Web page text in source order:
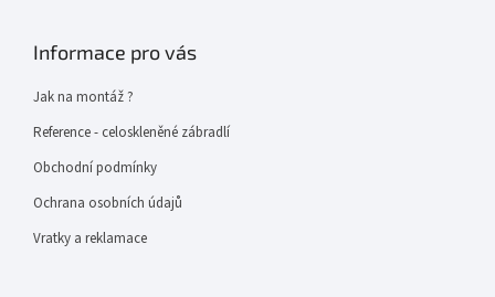
Informace pro vás
Jak na montáž ?
Reference - celoskleněné zábradlí
Obchodní podmínky
Ochrana osobních údajů
Vratky a reklamace